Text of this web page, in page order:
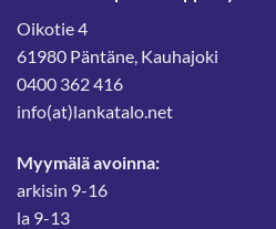
Oikotie 4
61980 Päntäne, Kauhajoki
0400 362 416
info(at)lankatalo.net
Myymälä avoinna:
arkisin 9-16
la 9-13